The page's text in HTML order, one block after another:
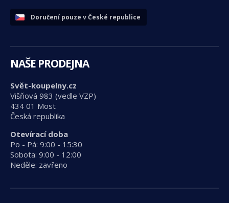
Doručení pouze v České republice
NAŠE PRODEJNA
Svět-koupelny.cz
Višňová 983 (vedle VZP)
434 01 Most
Česká republika
Otevírací doba
Po - Pá: 9:00 - 15:30
Sobota: 9:00 - 12:00
Neděle: zavřeno